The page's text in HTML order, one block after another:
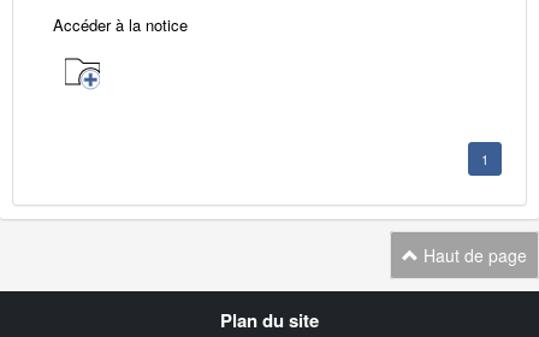
Accéder à la notice
1
Haut de page
Plan du site